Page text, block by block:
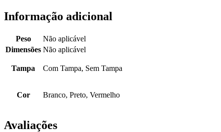
Informação adicional
Peso
Não aplicável
Dimensões Não aplicável
Tampa Com Tampa, Sem Tampa
Cor Branco, Preto, Vermelho
Avaliações